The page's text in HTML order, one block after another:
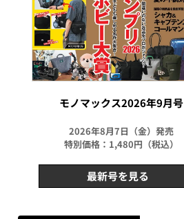
モノマックス2026年9月号
2026年8月7日（金）発売
特別価格：1,480円（税込）
最新号を見る